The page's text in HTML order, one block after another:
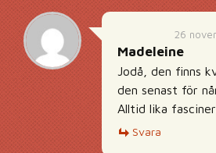
26
Madeleine
Jodå, den finns
den senast för
Alltid lika
Svara